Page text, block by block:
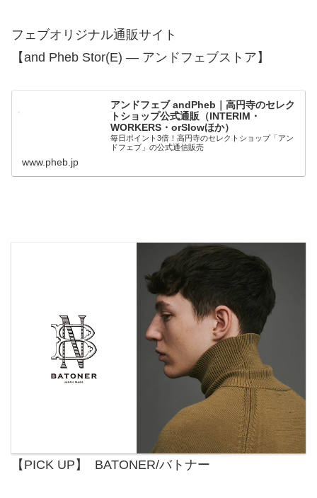
フェブオリジナル通販サイト
【and Pheb Stor(E) — アンドフェブストア】
アンドフェブ andPheb｜高円寺のセレク
トショップ公式通販（INTERIM・
WORKERS・orSlowほか）
毎日ポイント3倍！高円寺のセレクトショップ「アン
ドフェブ」の公式通信販売
www.pheb.jp
【PICK UP】 BATONER/バトナー